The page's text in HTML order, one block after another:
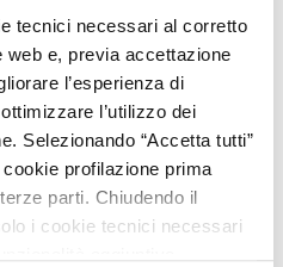
tecnici necessari al corretto
web e, previa accettazione
l’esperienza di
l’utilizzo dei
Selezionando “Accetta tutti”
profilazione prima
parti. Chiudendo il
i cookie tecnici necessari
Legalità